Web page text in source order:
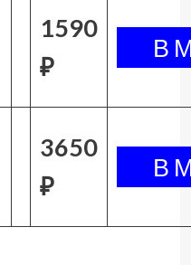
1590
₽
3650
₽